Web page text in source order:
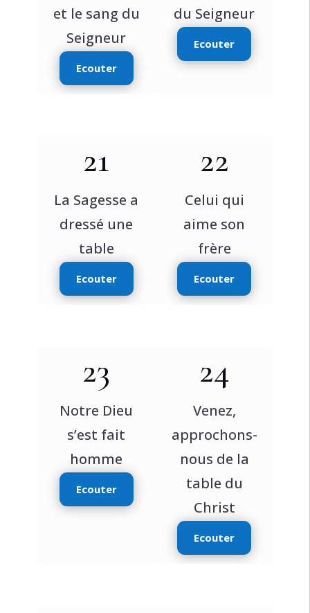
et le sang du
Seigneur
Ecouter
du Seigneur
Ecouter
21
La Sagesse a
dressé une
table
Ecouter
22
Celui qui
aime son
frère
Ecouter
23
Notre Dieu
s’est fait
homme
Ecouter
24
Venez,
approchons-
nous de la
table du
Christ
Ecouter